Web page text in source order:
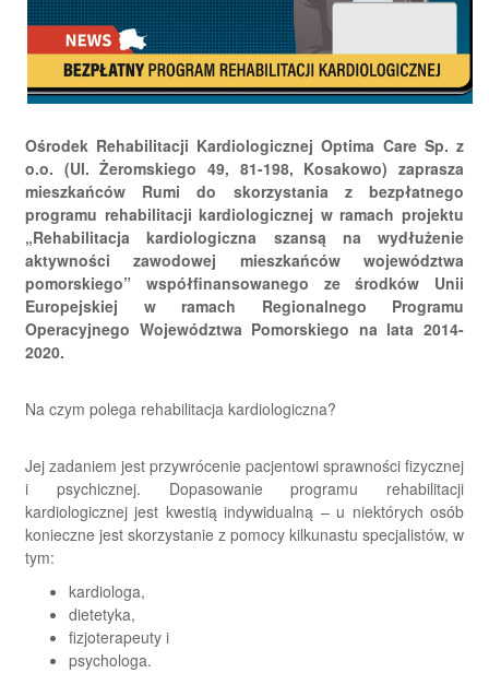
Ośrodek Rehabilitacji Kardiologicznej Optima Care Sp. z
o.o. (Ul. Żeromskiego 49, 81-198, Kosakowo) zaprasza
mieszkańców Rumi do skorzystania z bezpłatnego
programu rehabilitacji kardiologicznej w ramach projektu
„Rehabilitacja kardiologiczna szansą na wydłużenie
aktywności zawodowej mieszkańców województwa
pomorskiego” współfinansowanego ze środków Unii
Europejskiej w ramach Regionalnego Programu
Operacyjnego Województwa Pomorskiego na lata 2014-
2020.
Na czym polega rehabilitacja kardiologiczna?
Jej zadaniem jest przywrócenie pacjentowi sprawności fizycznej
i psychicznej. Dopasowanie programu rehabilitacji
kardiologicznej jest kwestią indywidualną – u niektórych osób
konieczne jest skorzystanie z pomocy kilkunastu specjalistów, w
tym:
kardiologa,
dietetyka,
fizjoterapeuty i
psychologa.